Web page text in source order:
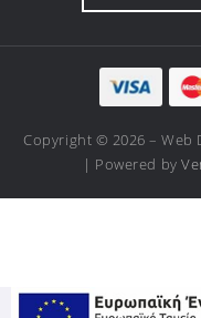
Copyright © 2026 – Web
| Powered by